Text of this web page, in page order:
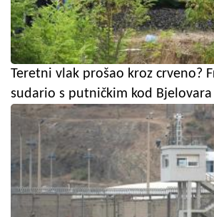
Teretni vlak prošao kroz crveno?
sudario s putničkim kod Bjelovara